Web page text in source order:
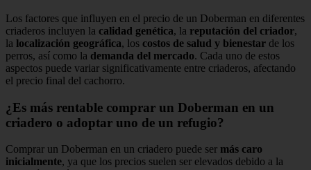
Los factores que influyen en el precio de un Doberman en diferentes
criaderos incluyen la calidad genética, la reputación del criador,
la localización geográfica, los costos de salud y bienestar de los
perros, así como la demanda del mercado. Cada uno de estos
aspectos puede variar significativamente entre criaderos, afectando
el precio final del cachorro.
¿Es más rentable comprar un Doberman en un
criadero o adoptar uno de un refugio?
Comprar un Doberman en un criadero puede ser más caro
inicialmente, ya que los precios suelen ser elevados debido a la